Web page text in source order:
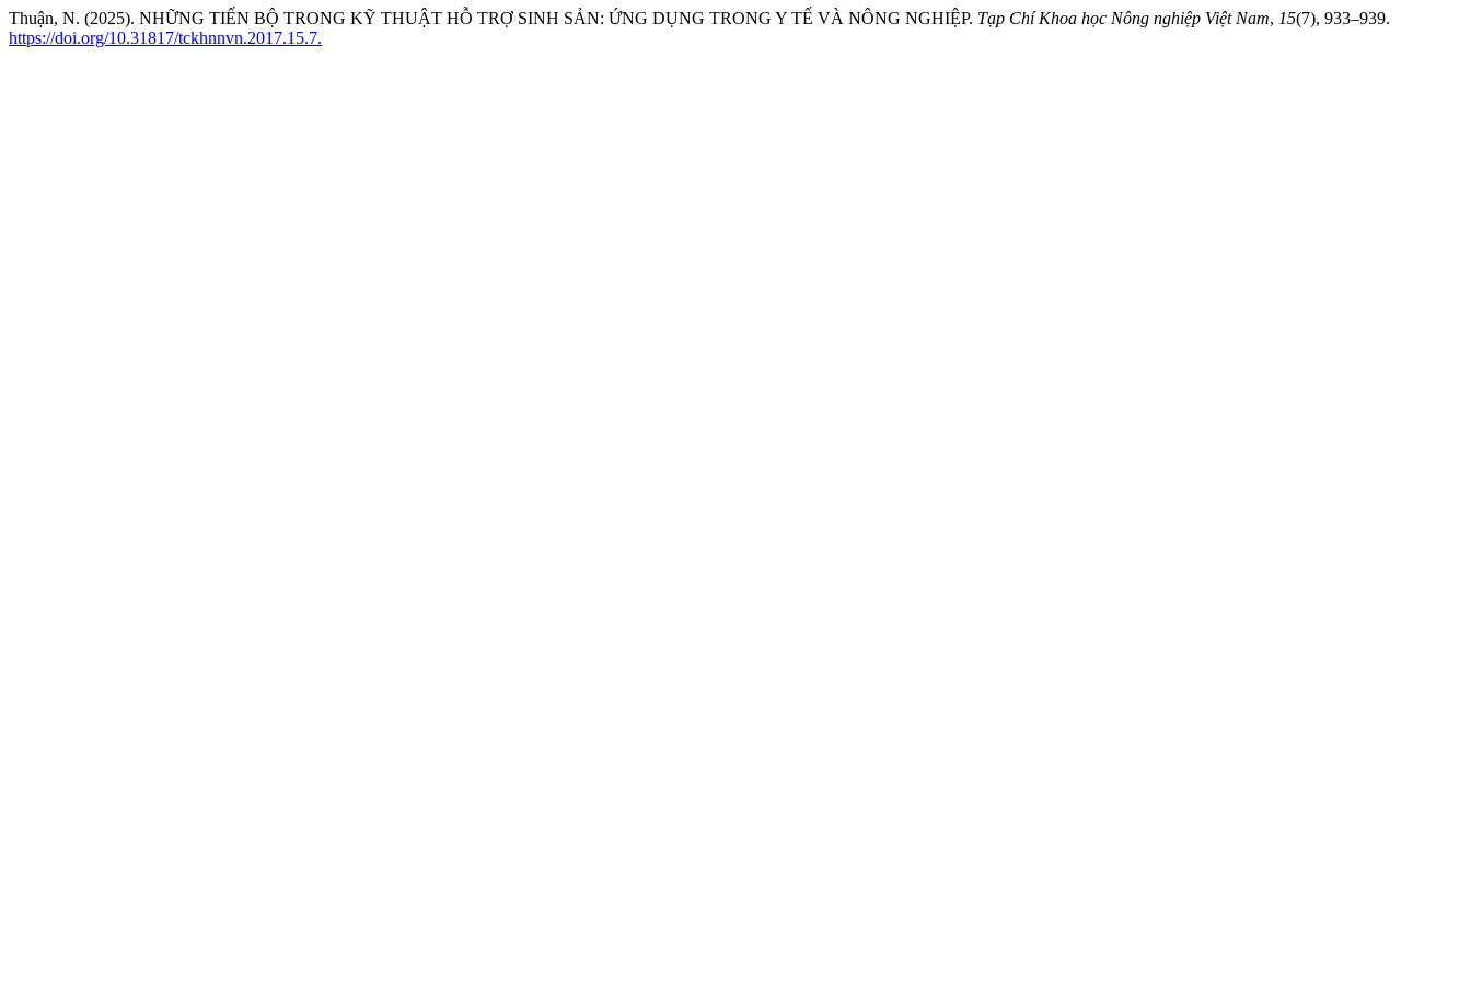
Thuận, N. (2025). NHỮNG TIẾN BỘ TRONG KỸ THUẬT HỖ TRỢ SINH SẢN: ỨNG DỤNG TRONG Y TẾ VÀ NÔNG NGHIỆP. Tạp Chí Khoa học Nông nghiệp Việt Nam, 15(7), 933–939.
https://doi.org/10.31817/tckhnnvn.2017.15.7.